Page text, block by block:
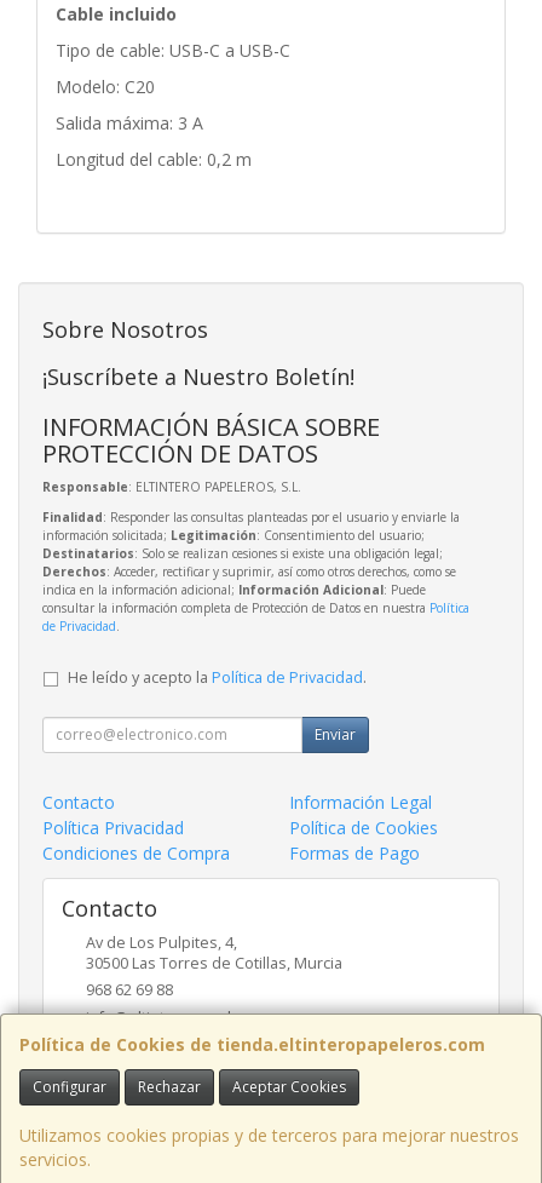
Cable incluido
Tipo de cable: USB-C a USB-C
Modelo: C20
Salida máxima: 3 A
Longitud del cable: 0,2 m
Política de Cookies de tienda.eltinteropapeleros.com
Configurar Rechazar Aceptar Cookies
Utilizamos cookies propias y de terceros para mejorar nuestros
servicios.
Sobre Nosotros
¡Suscríbete a Nuestro Boletín!
INFORMACIÓN BÁSICA SOBRE
PROTECCIÓN DE DATOS
Responsable: ELTINTERO PAPELEROS, S.L.
Finalidad: Responder las consultas planteadas por el usuario y enviarle la
información solicitada; Legitimación: Consentimiento del usuario;
Destinatarios: Solo se realizan cesiones si existe una obligación legal;
Derechos: Acceder, rectificar y suprimir, así como otros derechos, como se
indica en la información adicional; Información Adicional: Puede
consultar la información completa de Protección de Datos en nuestra Política
de Privacidad
He leído y acepto la Política de Privacidad.
Enviar
Contacto
Información Legal
Política Privacidad
Política de Cookies
Condiciones de Compra
Formas de Pago
Contacto
Av de Los Pulpites, 4,
30500 Las Torres de Cotillas, Murcia
968 62 69 88
info@eltinteropapeleros.com
Horario
8:00 a 14:00 - 17:00 a 20:30